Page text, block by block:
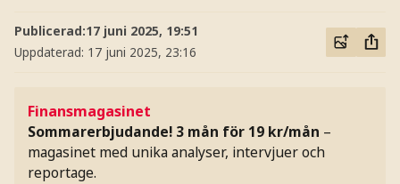
Publicerad:17 juni 2025, 19:51
Uppdaterad: 17 juni 2025, 23:16
Finansmagasinet
Sommarerbjudande! 3 mån för 19 kr/mån –
magasinet med unika analyser, intervjuer och
reportage.